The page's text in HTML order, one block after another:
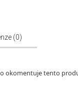
(0)
okomentuje tento